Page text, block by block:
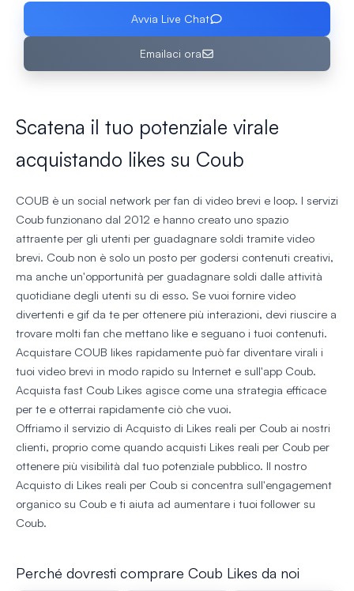
Avvia Live Chat
Emailaci ora
Scatena il tuo potenziale virale
acquistando likes su Coub
COUB è un social network per fan di video brevi e loop. I servizi
Coub funzionano dal 2012 e hanno creato uno spazio
attraente per gli utenti per guadagnare soldi tramite video
brevi. Coub non è solo un posto per godersi contenuti creativi,
ma anche un'opportunità per guadagnare soldi dalle attività
quotidiane degli utenti su di esso. Se vuoi fornire video
divertenti e gif da te per ottenere più interazioni, devi riuscire a
trovare molti fan che mettano like e seguano i tuoi contenuti.
Acquistare COUB likes rapidamente può far diventare virali i
tuoi video brevi in modo rapido su Internet e sull'app Coub.
Acquista fast Coub Likes agisce come una strategia efficace
per te e otterrai rapidamente ciò che vuoi.
Offriamo il servizio di Acquisto di Likes reali per Coub ai nostri
clienti, proprio come quando acquisti Likes reali per Coub per
ottenere più visibilità dal tuo potenziale pubblico. Il nostro
Acquisto di Likes reali per Coub si concentra sull'engagement
organico su Coub e ti aiuta ad aumentare i tuoi follower su
Coub.
Perché dovresti comprare Coub Likes da noi